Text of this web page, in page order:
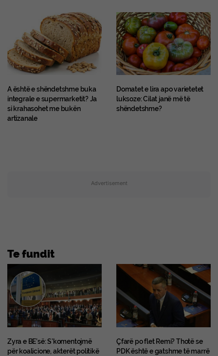
A është e shëndetshme buka
integrale e supermarketit? Ja
si krahasohet me bukën
artizanale
Domatet e lira apo varietetet
luksoze: Cilat janë më të
shëndetshme?
Advertisement
Te fundit
Zyra e BE’së: S’komentojmë
për koalicione, akterët politikë
Çfarë po flet Remi? Thotë se
PDK është e gatshme të marrë